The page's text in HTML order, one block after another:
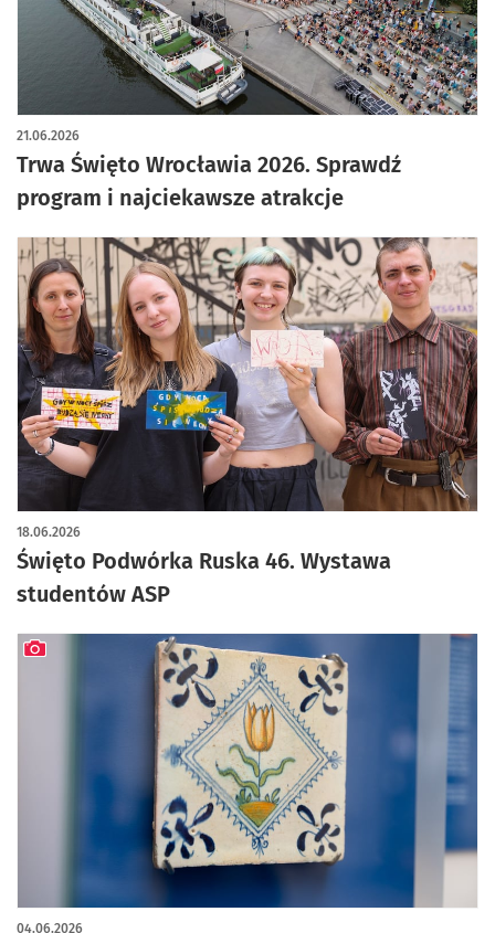
Trwa Święto Wrocławia 2026. Sprawdź
program i najciekawsze atrakcje
21.06.2026
artykuł z galerią zdjęć
Święto Podwórka Ruska 46. Wystawa
studentów ASP
18.06.2026
04.06.2026
artykuł z galerią zdjęć